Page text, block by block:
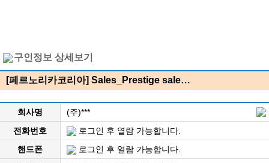
구인정보 상세보기
[페르노리카코리아] Sales_Prestige sale…
회사명
(주)***
전화번호
로그인 후 열람 가능합니다.
핸드폰
로그인 후 열람 가능합니다.